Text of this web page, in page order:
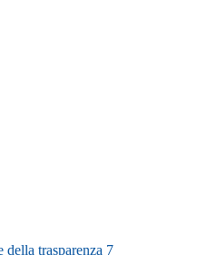
trasparenza 7